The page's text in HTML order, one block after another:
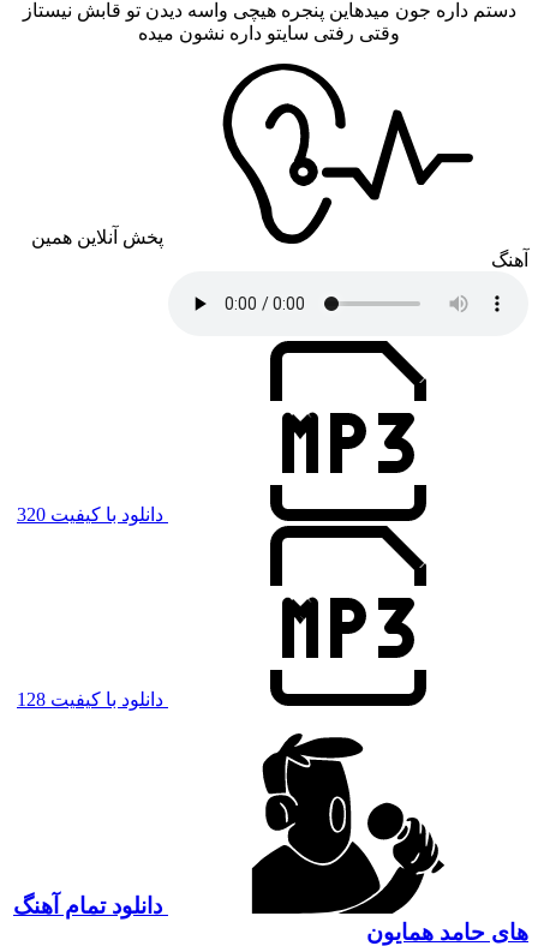
دستم داره جون میدهاین پنجره هیچی واسه دیدن تو قابش نیستاز
وقتی رفتی سایتو داره نشون میده
پخش آنلاین همین
آهنگ
دانلود با کیفیت 320
دانلود با کیفیت 128
دانلود تمام آهنگ
های حامد همایون